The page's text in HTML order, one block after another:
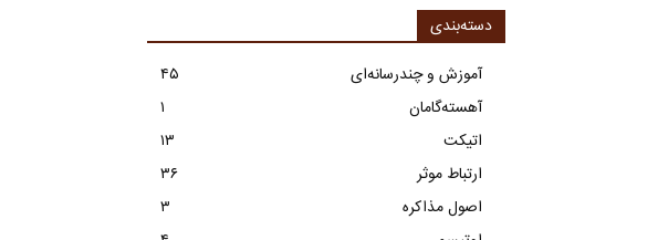
دسته‌بندی
آموزش و چندرسانه‌ای
۴۵
آهسته‌گامان
۱
اتیکت
۱۳
ارتباط موثر
۳۶
اصول مذاکره
۳